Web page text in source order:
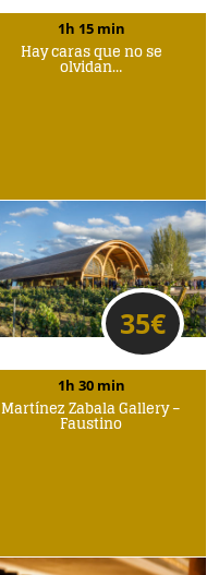
1h 15 min
Hay caras que no se
olvidan…
35€
1h 30 min
Martínez Zabala Gallery –
Faustino